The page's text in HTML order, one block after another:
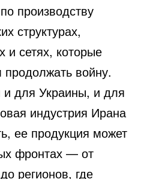
производству
структурах,
и сетях, которые
войну.
для Украины, и для
индустрия Ирана
ее продукция может
фронтах — от
регионов, где